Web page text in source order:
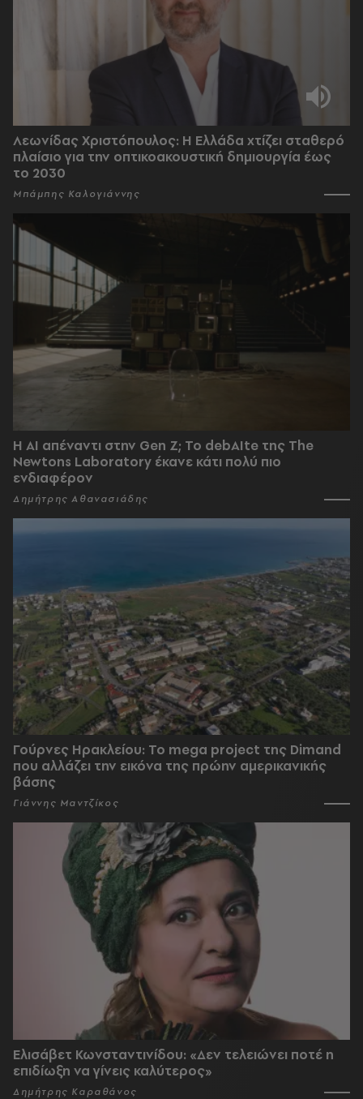
Λεωνίδας Χριστόπουλος: Η Ελλάδα χτίζει σταθερό
πλαίσιο για την οπτικοακουστική δημιουργία έως
το 2030
Μπάμπης Καλογιάννης
Η AI απέναντι στην Gen Z; Το debAIte της The
Newtons Laboratory έκανε κάτι πολύ πιο
ενδιαφέρον
Δημήτρης Αθανασιάδης
Γούρνες Ηρακλείου: To mega project της Dimand
που αλλάζει την εικόνα της πρώην αμερικανικής
βάσης
Γιάννης Μαντζίκος
Ελισάβετ Κωνσταντινίδου: «Δεν τελειώνει ποτέ η
επιδίωξη να γίνεις καλύτερος»
Δημήτρης Καραθάνος